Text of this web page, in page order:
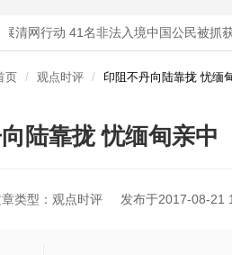
网行动 41名非法入境中国公民被抓获
页 观点时评 印阻不丹向陆靠拢 忧缅
陆靠拢 忧缅甸亲中
类型：观点时评 发布于2017-08-21